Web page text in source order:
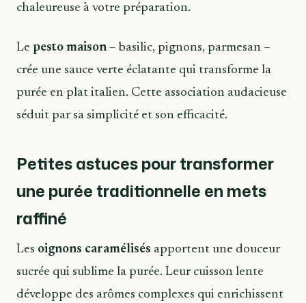
chaleureuse à votre préparation.
Le pesto maison– basilic, pignons, parmesan –
crée une sauce verte éclatante qui transforme la
purée en plat italien. Cette association audacieuse
séduit par sa simplicité et son efficacité.
Petites astuces pour transformer
une purée traditionnelle en mets
raffiné
Les oignons caramélisés apportent une douceur
sucrée qui sublime la purée. Leur cuisson lente
développe des arômes complexes qui enrichissent